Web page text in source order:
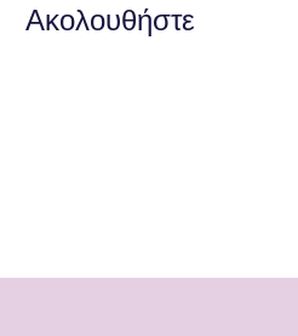
Ακολουθήστε